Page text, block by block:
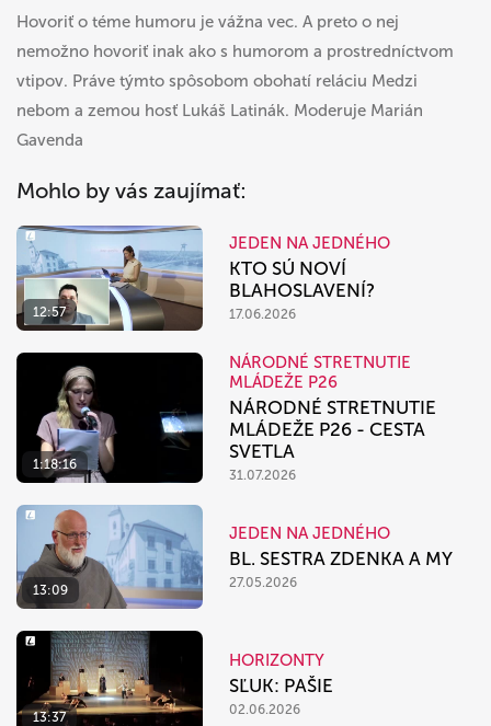
Hovoriť o téme humoru je vážna vec. A preto o nej
nemožno hovoriť inak ako s humorom a prostredníctvom
vtipov. Práve týmto spôsobom obohatí reláciu Medzi
nebom a zemou hosť Lukáš Latinák. Moderuje Marián
Gavenda
Mohlo by vás zaujímať:
12:57
JEDEN NA JEDNÉHO
KTO SÚ NOVÍ
BLAHOSLAVENÍ?
17.06.2026
1:18:16
NÁRODNÉ STRETNUTIE
MLÁDEŽE P26
NÁRODNÉ STRETNUTIE
MLÁDEŽE P26 - CESTA
SVETLA
31.07.2026
13:09
JEDEN NA JEDNÉHO
BL. SESTRA ZDENKA A MY
27.05.2026
13:37
HORIZONTY
SĽUK: PAŠIE
02.06.2026